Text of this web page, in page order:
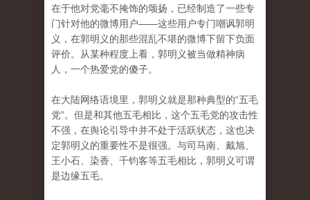
在于他对党毫不掩饰的颂扬，已经制造了一些专
门针对他的微博用户——这些用户专门嘲讽郭明
义，在郭明义的那些混乱不堪的微博下留下负面
评价。从某种程度上看，郭明义被当做精神病
人，一个热爱党的傻子。
在大陆网络语境里，郭明义就是那种典型的“五毛
党”。但是和其他五毛相比，这个五毛党的攻击性
不强，在舆论引导中并不处于活跃状态，这也决
定郭明义的重要性不是很强。与司马南、戴旭、
王小石、染香、千钧客等五毛相比，郭明义可谓
是边缘五毛。